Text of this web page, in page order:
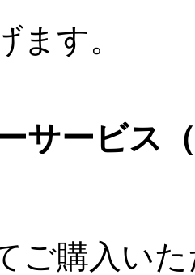
ます。
サービス
ご購入い